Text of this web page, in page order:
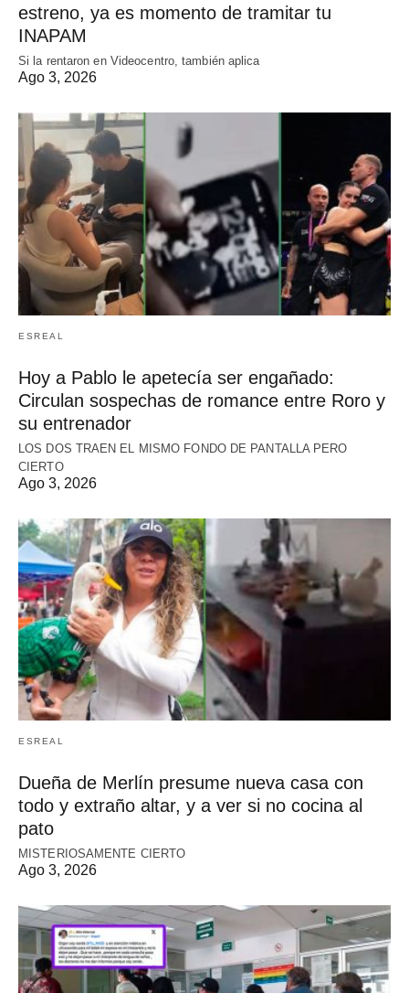
estreno, ya es momento de tramitar tu
INAPAM
Si la rentaron en Videocentro, también aplica
Ago 3, 2026
ESREAL
Hoy a Pablo le apetecía ser engañado:
Circulan sospechas de romance entre Roro y
su entrenador
LOS DOS TRAEN EL MISMO FONDO DE PANTALLA PERO
CIERTO
Ago 3, 2026
ESREAL
Dueña de Merlín presume nueva casa con
todo y extraño altar, y a ver si no cocina al
pato
MISTERIOSAMENTE CIERTO
Ago 3, 2026